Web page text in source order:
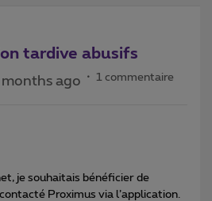
tardive abusifs
ago 1 commentaire
je souhaitais bénéficier de
Proximus via l’application.